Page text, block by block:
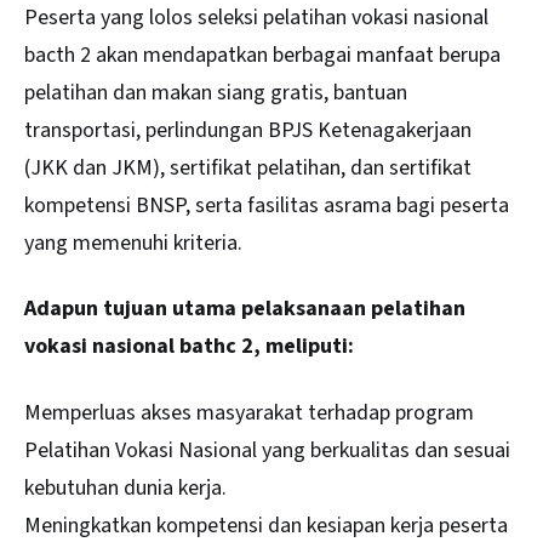
Peserta yang lolos seleksi pelatihan vokasi nasional
bacth 2 akan mendapatkan berbagai manfaat berupa
pelatihan dan makan siang gratis, bantuan
transportasi, perlindungan BPJS Ketenagakerjaan
(JKK dan JKM), sertifikat pelatihan, dan sertifikat
kompetensi BNSP, serta fasilitas asrama bagi peserta
yang memenuhi kriteria.
Adapun tujuan utama pelaksanaan pelatihan
vokasi nasional bathc 2, meliputi:
Memperluas akses masyarakat terhadap program
Pelatihan Vokasi Nasional yang berkualitas dan sesuai
kebutuhan dunia kerja.
Meningkatkan kompetensi dan kesiapan kerja peserta